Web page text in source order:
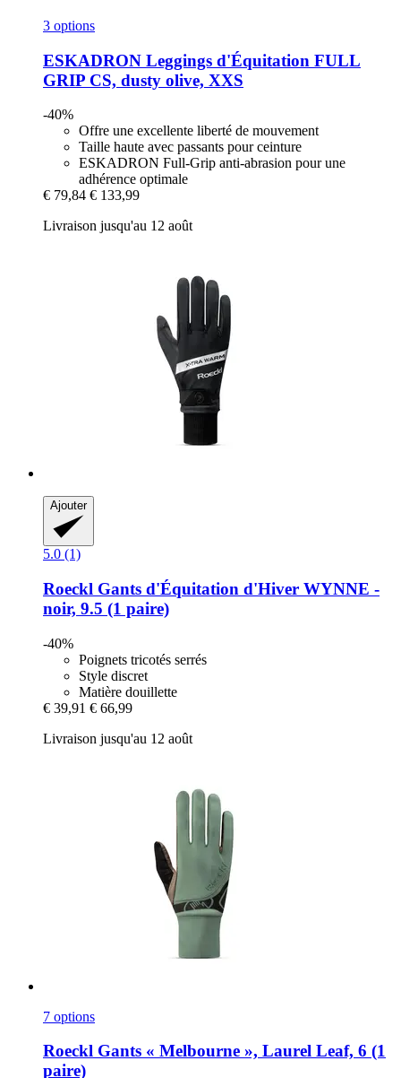
3 options
ESKADRON Leggings d'Équitation FULL
GRIP CS, dusty olive, XXS
-40%
Offre une excellente liberté de mouvement
Taille haute avec passants pour ceinture
ESKADRON Full-Grip anti-abrasion pour une
adhérence optimale
€ 79,84 € 133,99
Livraison jusqu'au 12 août
Ajouter
5.0 (1)
Roeckl Gants d'Équitation d'Hiver WYNNE -​
noir, 9.5 (1 paire)
-40%
Poignets tricotés serrés
Style discret
Matière douillette
€ 39,91 € 66,99
Livraison jusqu'au 12 août
7 options
Roeckl Gants « Melbourne », Laurel Leaf, 6 (1
paire)